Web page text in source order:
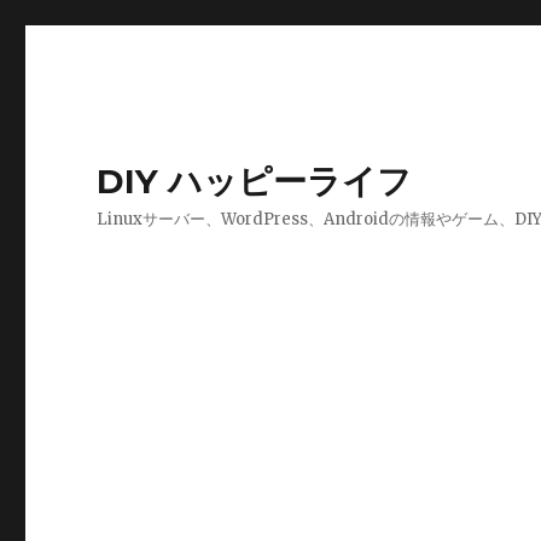
DIY ハッピーライフ
Linuxサーバー、WordPress、Androidの情報やゲーム、DIY